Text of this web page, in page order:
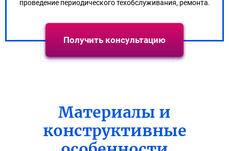
проведение периодического техобслуживания, ремонта.
Получить консультацию
Материалы и
конструктивные